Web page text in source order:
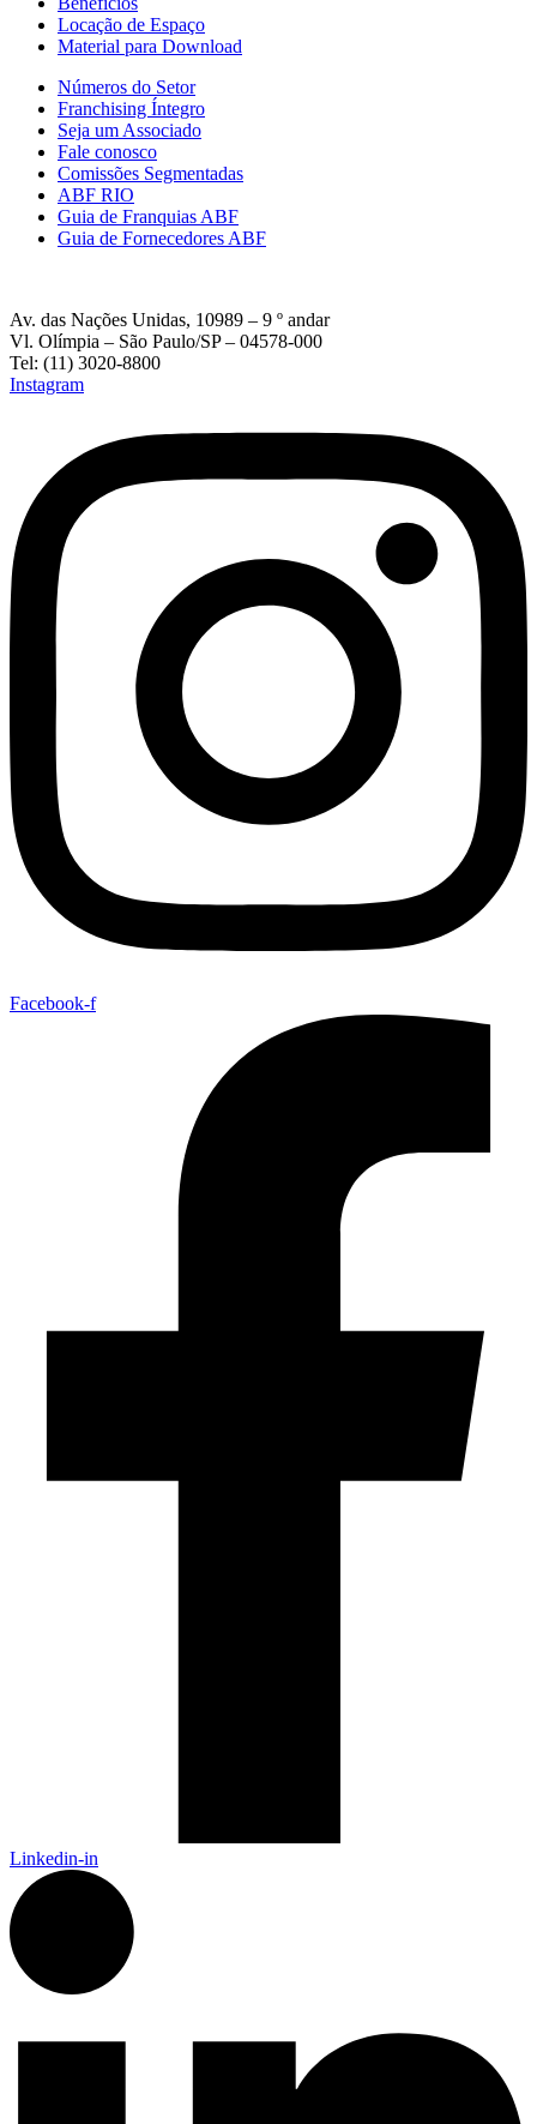
Locação de Espaço
Material para Download
Números do Setor
Franchising Íntegro
Seja um Associado
Fale conosco
Comissões Segmentadas
ABF RIO
Guia de Franquias ABF
Guia de Fornecedores ABF
Av. das Nações Unidas, 10989 – 9 º andar
Vl. Olímpia – São Paulo/SP – 04578-000
Tel: (11) 3020-8800
Instagram
Facebook-f
Linkedin-in